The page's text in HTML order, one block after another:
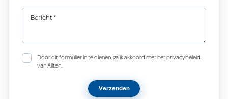
Bericht*
Door dit formulier in te dienen, ga ik akkoord met het privacybeleid
van Allten.
Verzenden